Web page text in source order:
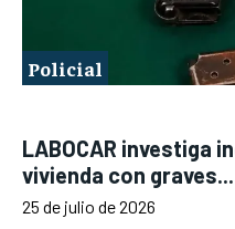
Policial
LABOCAR investiga
vivienda con graves...
25 de julio de 2026